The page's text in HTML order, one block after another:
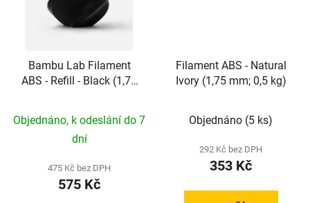
Bambu Lab Filament
ABS - Refill - Black (1,75
Objednáno, k odeslání do 7
dní
475 Kč bez DPH
575 Kč
Filament ABS - Natural
Ivory (1,75 mm; 0,5 kg)
Objednáno (5 ks)
292 Kč bez DPH
353 Kč